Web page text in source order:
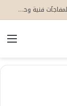
هايدي البارودي تعود بـ “واحدة غيري” وتستعد لمفاجآت فنية وحفلات بالساحل الشمالي